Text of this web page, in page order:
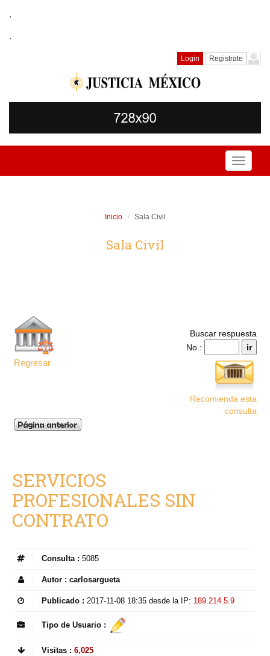
.
.
Login Registrate
Toggle
Inicio Sala Civil
Sala Civil
Regresar
Buscar respuesta
No.:
Recomienda esta
consulta
SERVICIOS
PROFESIONALES SIN
CONTRATO
Consulta : 5085
Autor : carlosargueta
Publicado : 2017-11-08 18:35 desde la IP: 189.214.5.9
Tipo de Usuario :
Visitas : 6,025